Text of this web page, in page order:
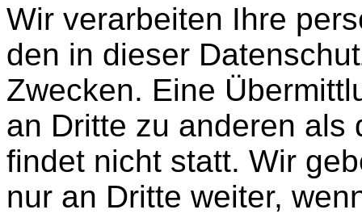
Wir verarbeiten Ihre
den in dieser
Zwecken. Eine
an Dritte zu anderen als
findet nicht statt. Wir
nur an Dritte weiter,